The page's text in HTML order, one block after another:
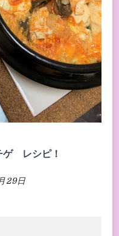
ゲ レシピ！
29日